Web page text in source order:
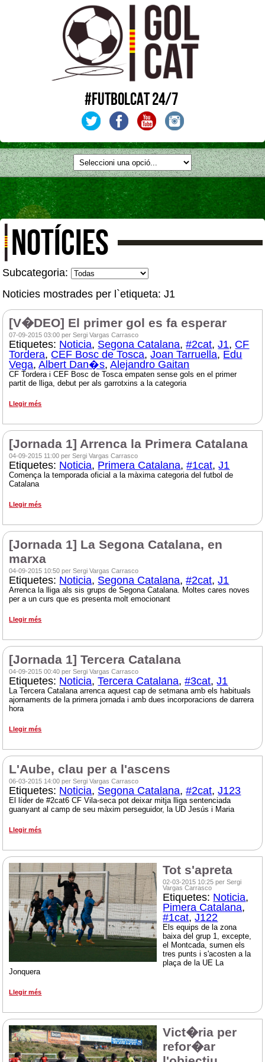
#FUTBOLCAT 24/7
NOTÍCIES
Subcategoria:
Noticies mostrades per l`etiqueta: J1
[V�DEO] El primer gol es fa esperar
07-09-2015 03:00 per Sergi Vargas Carrasco
Etiquetes: Noticia, Segona Catalana,#2cat,J1, CF
Tordera, CEF Bosc de Tosca,Joan Tarruella, Edu
Vega,Albert Dan�s,Alejandro Gaitan
CF Tordera i CEF Bosc de Tosca empaten sense gols en el primer
partit de lliga, debut per als garrotxins a la categoria
Llegir més
[Jornada 1] Arrenca la Primera Catalana
04-09-2015 11:00 per Sergi Vargas Carrasco
Etiquetes: Noticia, Primera Catalana,#1cat,J1
Comença la temporada oficial a la màxima categoria del futbol de
Catalana
Llegir més
[Jornada 1] La Segona Catalana, en
marxa
04-09-2015 10:50 per Sergi Vargas Carrasco
Etiquetes: Noticia, Segona Catalana,#2cat,J1
Arrenca la lliga als sis grups de Segona Catalana. Moltes cares noves
per a un curs que es presenta molt emocionant
Llegir més
[Jornada 1] Tercera Catalana
04-09-2015 00:40 per Sergi Vargas Carrasco
Etiquetes: Noticia,Tercera Catalana,#3cat,J1
La Tercera Catalana arrenca aquest cap de setmana amb els habituals
ajornaments de la primera jornada i amb dues incorporacions de darrera
hora
Llegir més
L'Aube, clau per a l'ascens
06-03-2015 14:00 per Sergi Vargas Carrasco
Etiquetes: Noticia, Segona Catalana,#2cat,J123
El líder de #2cat6 CF Vila-seca pot deixar mitja lliga sentenciada
guanyant al camp de seu màxim perseguidor, la UD Jesús i Maria
Llegir més
Tot s'apreta
02-03-2015 10:25 per Sergi
Vargas Carrasco
Etiquetes: Noticia,
Pimera Catalana,
#1cat,J122
Els equips de la zona
baixa del grup 1, excepte,
el Montcada, sumen els
tres punts i s'acosten a la
plaça de la UE La
Jonquera
Llegir més
Vict�ria per
refor�ar